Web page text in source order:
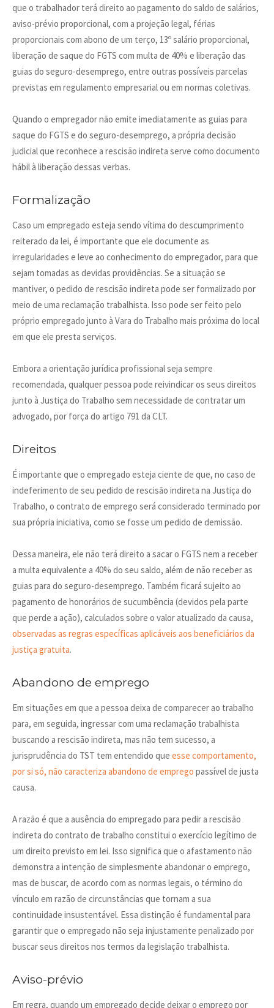
que o trabalhador terá direito ao pagamento do saldo de salários,
aviso-prévio proporcional, com a projeção legal, férias
proporcionais com abono de um terço, 13º salário proporcional,
liberação de saque do FGTS com multa de 40% e liberação das
guias do seguro-desemprego, entre outras possíveis parcelas
previstas em regulamento empresarial ou em normas coletivas.
Quando o empregador não emite imediatamente as guias para
saque do FGTS e do seguro-desemprego, a própria decisão
judicial que reconhece a rescisão indireta serve como documento
hábil à liberação dessas verbas.
Formalização
Caso um empregado esteja sendo vítima do descumprimento
reiterado da lei, é importante que ele documente as
irregularidades e leve ao conhecimento do empregador, para que
sejam tomadas as devidas providências. Se a situação se
mantiver, o pedido de rescisão indireta pode ser formalizado por
meio de uma reclamação trabalhista. Isso pode ser feito pelo
próprio empregado junto à Vara do Trabalho mais próxima do local
em que ele presta serviços.
Embora a orientação jurídica profissional seja sempre
recomendada, qualquer pessoa pode reivindicar os seus direitos
junto à Justiça do Trabalho sem necessidade de contratar um
advogado, por força do artigo 791 da CLT.
Direitos
É importante que o empregado esteja ciente de que, no caso de
indeferimento de seu pedido de rescisão indireta na Justiça do
Trabalho, o contrato de emprego será considerado terminado por
sua própria iniciativa, como se fosse um pedido de demissão.
Dessa maneira, ele não terá direito a sacar o FGTS nem a receber
a multa equivalente a 40% do seu saldo, além de não receber as
guias para do seguro-desemprego. Também ficará sujeito ao
pagamento de honorários de sucumbência (devidos pela parte
que perde a ação), calculados sobre o valor atualizado da causa,
observadas as regras específicas aplicáveis aos beneficiários da
justiça gratuita.
Abandono de emprego
Em situações em que a pessoa deixa de comparecer ao trabalho
para, em seguida, ingressar com uma reclamação trabalhista
buscando a rescisão indireta, mas não tem sucesso, a
jurisprudência do TST tem entendido que esse comportamento,
por si só, não caracteriza abandono de emprego passível de justa
causa.
A razão é que a ausência do empregado para pedir a rescisão
indireta do contrato de trabalho constitui o exercício legítimo de
um direito previsto em lei. Isso significa que o afastamento não
demonstra a intenção de simplesmente abandonar o emprego,
mas de buscar, de acordo com as normas legais, o término do
vínculo em razão de circunstâncias que tornam a sua
continuidade insustentável. Essa distinção é fundamental para
garantir que o empregado não seja injustamente penalizado por
buscar seus direitos nos termos da legislação trabalhista.
Aviso-prévio
Em regra, quando um empregado decide deixar o emprego por